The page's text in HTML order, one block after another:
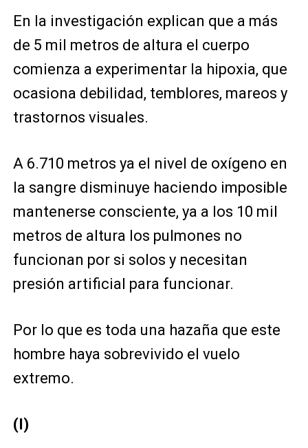
En la investigación explican que a más
de 5 mil metros de altura el cuerpo
comienza a experimentar la hipoxia, que
ocasiona debilidad, temblores, mareos y
trastornos visuales.
A 6.710 metros ya el nivel de oxígeno en
la sangre disminuye haciendo imposible
mantenerse consciente, ya a los 10 mil
metros de altura los pulmones no
funcionan por si solos y necesitan
presión artificial para funcionar.
Por lo que es toda una hazaña que este
hombre haya sobrevivido el vuelo
extremo.
(I)